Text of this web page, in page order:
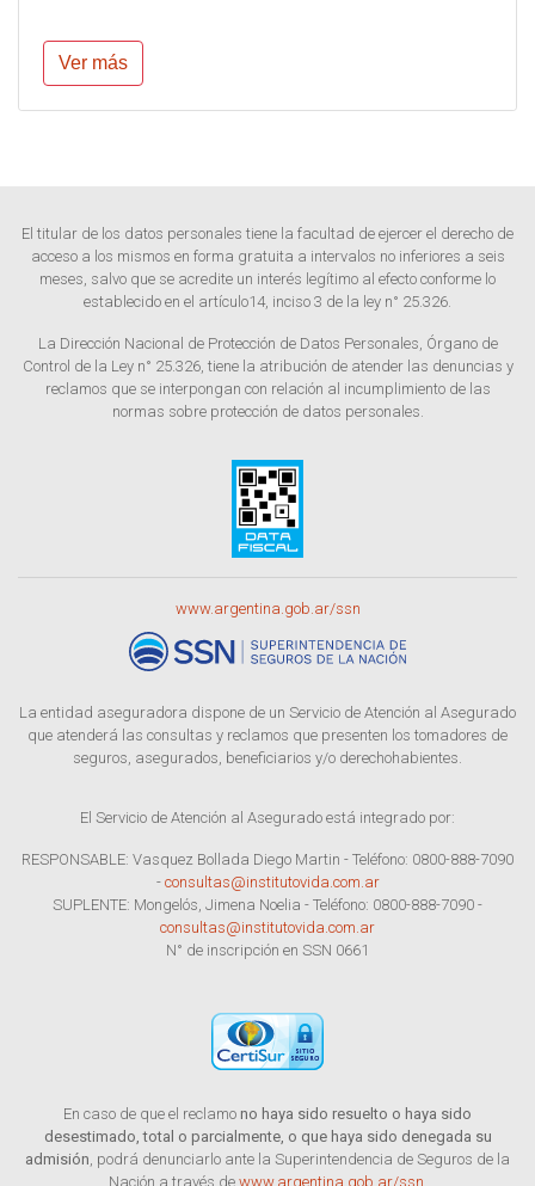
Ver más
El titular de los datos personales tiene la facultad de ejercer el derecho de
acceso a los mismos en forma gratuita a intervalos no inferiores a seis
meses, salvo que se acredite un interés legítimo al efecto conforme lo
establecido en el artículo14, inciso 3 de la ley n° 25.326.
La Dirección Nacional de Protección de Datos Personales, Órgano de
Control de la Ley n° 25.326, tiene la atribución de atender las denuncias y
reclamos que se interpongan con relación al incumplimiento de las
normas sobre protección de datos personales.
www.argentina.gob.ar/ssn
La entidad aseguradora dispone de un Servicio de Atención al Asegurado
que atenderá las consultas y reclamos que presenten los tomadores de
seguros, asegurados, beneficiarios y/o derechohabientes.
El Servicio de Atención al Asegurado está integrado por:
RESPONSABLE: Vasquez Bollada Diego Martin - Teléfono: 0800-888-7090
- consultas@institutovida.com.ar
SUPLENTE: Mongelós, Jimena Noelia - Teléfono: 0800-888-7090 -
consultas@institutovida.com.ar
N° de inscripción en SSN 0661
En caso de que el reclamo no haya sido resuelto o haya sido
desestimado, total o parcialmente, o que haya sido denegada su
admisión , podrá denunciarlo ante la Superintendencia de Seguros de la
Nación a través de www.argentina.gob.ar/ssn